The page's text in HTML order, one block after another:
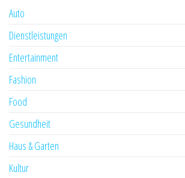
Auto
Dienstleistungen
Entertainment
Fashion
Food
Gesundheit
Haus & Garten
Kultur